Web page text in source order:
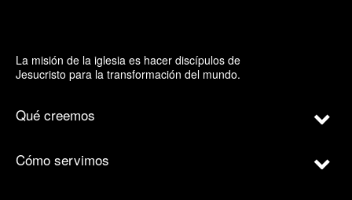
La misión de la iglesia es hacer discípulos de
Jesucristo para la transformación del mundo.
Qué creemos
Cómo servimos